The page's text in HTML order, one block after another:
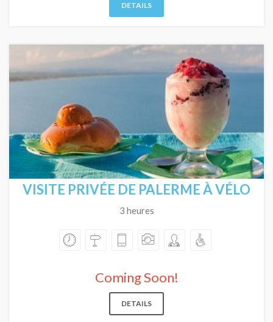
DETAILS
VISITE PRIVÉE DE PALERME À VÉLO
3 heures
Coming Soon!
DETAILS